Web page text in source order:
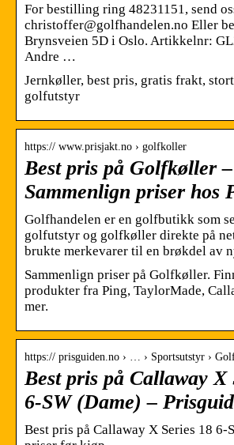
For bestilling ring 48231151, send
christoffer@golfhandelen.no Eller
Brynsveien 5D i Oslo. Artikkelnr:
Andre …
Jernkøller, best pris, gratis frakt,
golfutstyr
https:// www.prisjakt.no › golfkoller
Best pris på Golfkøller –
Sammenlign priser hos
Golfhandelen er en golfbutikk som
golfutstyr og golfkøller direkte på
brukte merkevarer til en brøkdel av
Sammenlign priser på Golfkøller.
produkter fra Ping, TaylorMade,
mer.
https:// prisguiden.no › … › Sportsutstyr ›
Best pris på Callaway X
6-SW (Dame) –
Best pris på Callaway X Series 18 6-